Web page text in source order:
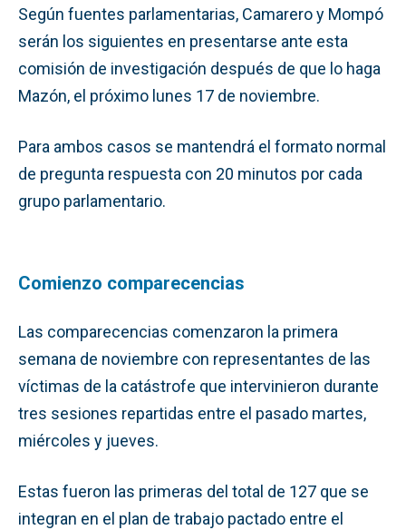
Según fuentes parlamentarias, Camarero y Mompó
serán los siguientes en presentarse ante esta
comisión de investigación después de que lo haga
Mazón, el próximo lunes 17 de noviembre.
Para ambos casos se mantendrá el formato normal
de pregunta respuesta con 20 minutos por cada
grupo parlamentario.
Comienzo comparecencias
Las comparecencias comenzaron la primera
semana de noviembre con representantes de las
víctimas de la catástrofe que intervinieron durante
tres sesiones repartidas entre el pasado martes,
miércoles y jueves.
Estas fueron las primeras del total de 127 que se
integran en el plan de trabajo pactado entre el